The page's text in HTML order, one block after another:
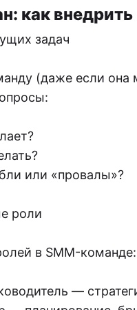
как
задач
(даже если она
или «провалы»?
роли
в SMM-команде:
—